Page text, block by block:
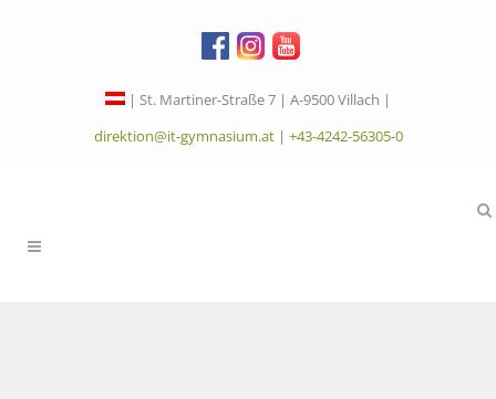
| St. Martiner-Straße 7 | A-9500 Villach |
direktion@it-gymnasium.at| +43-4242-56305-0